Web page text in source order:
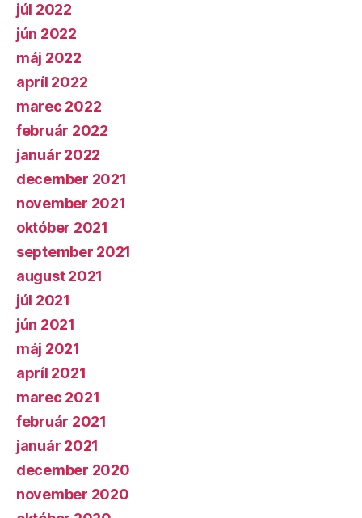
júl 2022
jún 2022
máj 2022
apríl 2022
marec 2022
február 2022
január 2022
december 2021
november 2021
október 2021
september 2021
august 2021
júl 2021
jún 2021
máj 2021
apríl 2021
marec 2021
február 2021
január 2021
december 2020
november 2020